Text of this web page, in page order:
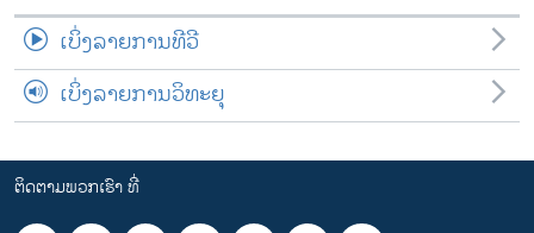
ເບິ່ງລາຍການທີວີ
ເບິ່ງລາຍການວິທະຍຸ
ຕິດຕາມພວກເຮົາ ທີ່